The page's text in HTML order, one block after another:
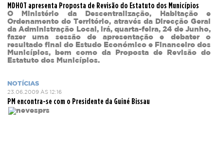
MDHOT apresenta Proposta de Revisão do Estatuto dos Municípios
O Ministério da Descentralização, Habitação e
Ordenamento do Território, através da Direcção Geral
da Administração Local, irá, quarta-feira, 24 de Junho,
fazer uma sessão de apresentação e debater o
resultado final do Estudo Económico e Financeiro dos
Municípios, bem como da Proposta de Revisão do
Estatuto dos Municípios.
NOTÍCIAS
23.06.2009 ÀS 12:16
PM encontra-se com o Presidente da Guiné Bissau